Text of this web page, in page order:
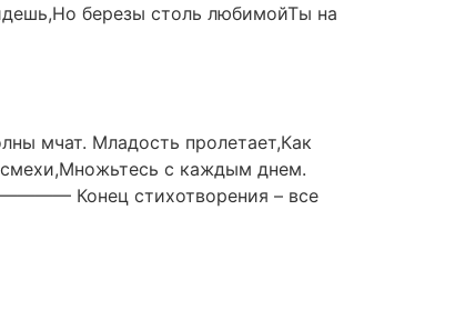
березы столь любимойТы на
мчат. Младость пролетает,Как
с каждым днем.
Конец стихотворения – все